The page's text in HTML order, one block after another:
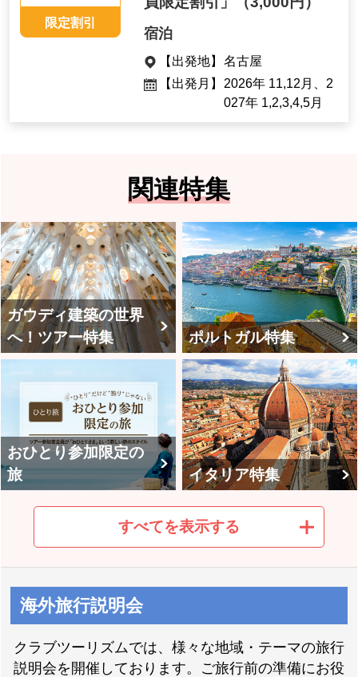
限定割引
宿泊
【出発地】 名古屋
【出発月】 2026年 11,12月、2
027年 1,2,3,4,5月
関連特集
ガウディ建築の世界
へ！ツアー特集
ポルトガル特集
おひとり参加限定の
旅
イタリア特集
クロアチア・スロベ
ニア特集
すべてを表示する
海外旅行説明会
クラブツーリズムでは、様々な地域・テーマの旅行
説明会を開催しております。ご旅行前の準備にお役